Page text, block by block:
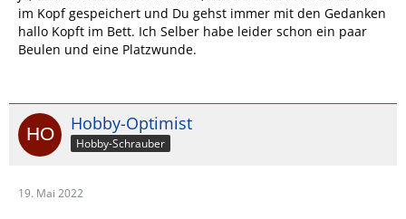
im Kopf gespeichert und Du gehst immer mit den Gedanken
hallo Kopft im Bett. Ich Selber habe leider schon ein paar
Beulen und eine Platzwunde.
Hobby-Optimist
Hobby-Schrauber
19. Mai 2022